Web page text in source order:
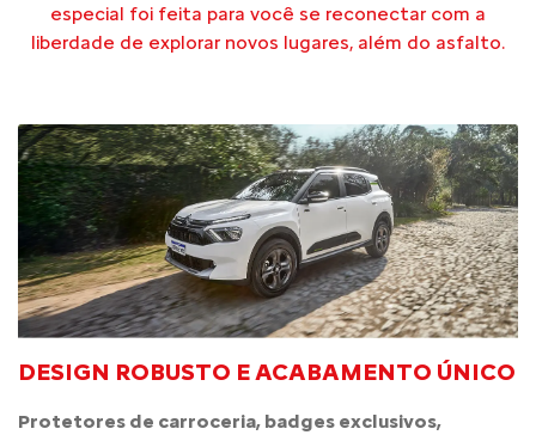
especial foi feita para você se reconectar com a
liberdade de explorar novos lugares, além do asfalto.
DESIGN ROBUSTO E ACABAMENTO ÚNICO
Protetores de carroceria, badges exclusivos,